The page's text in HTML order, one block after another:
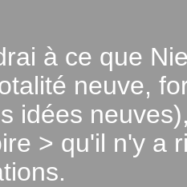
à ce que
neuve,
idées
> qu'il n'y a